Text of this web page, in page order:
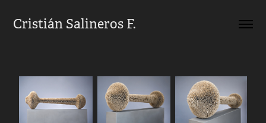
Cristián Salineros F.